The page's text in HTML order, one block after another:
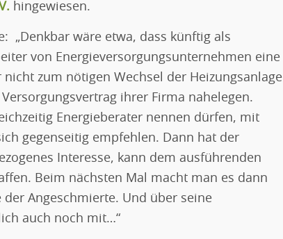
hingewiesen.
„Denkbar wäre etwa, dass künftig als
von Energieversorgungsunternehmen eine
zum nötigen Wechsel der Heizungsanlage
ihrer Firma nahelegen.
Energieberater nennen dürfen, mit
gegenseitig empfehlen. Dann hat der
Interesse, kann dem ausführenden
Beim nächsten Mal macht man es dann
Angeschmierte. Und über seine
auch noch mit…“